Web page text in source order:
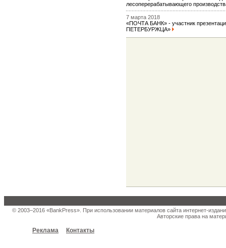
лесоперерабатывающего
7 марта 2018
«ПОЧТА БАНК» - участник
ПЕТЕРБУРЖЦА»
© 2003–2016 «BankPress». При использовании материалов сайта интернет-
Авторские права на
Реклама Контакты